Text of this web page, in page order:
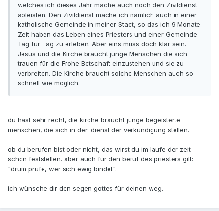
welches ich dieses Jahr mache auch noch den Zivildienst
ableisten. Den Zivildienst mache ich nämlich auch in einer
katholische Gemeinde in meiner Stadt, so das ich 9 Monate
Zeit haben das Leben eines Priesters und einer Gemeinde
Tag für Tag zu erleben. Aber eins muss doch klar sein.
Jesus und die Kirche braucht junge Menschen die sich
trauen für die Frohe Botschaft einzustehen und sie zu
verbreiten. Die Kirche braucht solche Menschen auch so
schnell wie möglich.
du hast sehr recht, die kirche braucht junge begeisterte
menschen, die sich in den dienst der verkündigung stellen.
ob du berufen bist oder nicht, das wirst du im laufe der zeit
schon feststellen. aber auch für den beruf des priesters gilt:
"drum prüfe, wer sich ewig bindet".
ich wünsche dir den segen gottes für deinen weg.